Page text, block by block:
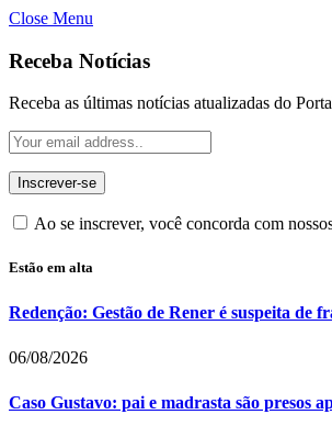
Close Menu
Receba Notícias
Receba as últimas notícias atualizadas do
Ao se inscrever, você concorda com
Estão em alta
Redenção: Gestão de Rener é suspeita de
06/08/2026
Caso Gustavo: pai e madrasta são presos